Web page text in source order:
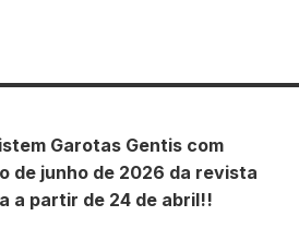
Garotas Gentis com
de junho de 2026 da revista
a partir de 24 de abril!!